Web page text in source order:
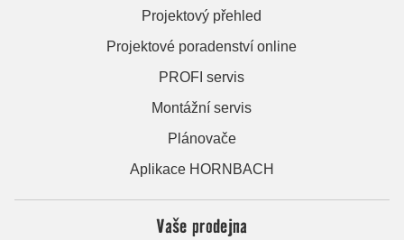
Projektový přehled
Projektové poradenství online
PROFI servis
Montážní servis
Plánovače
Aplikace HORNBACH
Vaše prodejna